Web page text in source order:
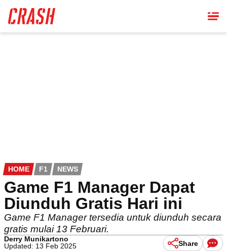
main
content
HOME F1 NEWS
Game F1 Manager Dapat
Diunduh Gratis Hari ini
Game F1 Manager tersedia untuk diunduh secara
gratis mulai 13 Februari.
Derry Munikartono
Updated: 13 Feb 2025
Share